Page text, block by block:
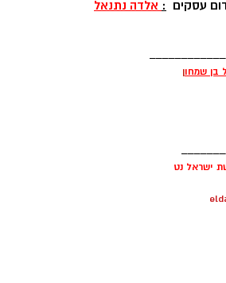
עסקים : אלדה נתנאל
בן שמחון
ישראל נט